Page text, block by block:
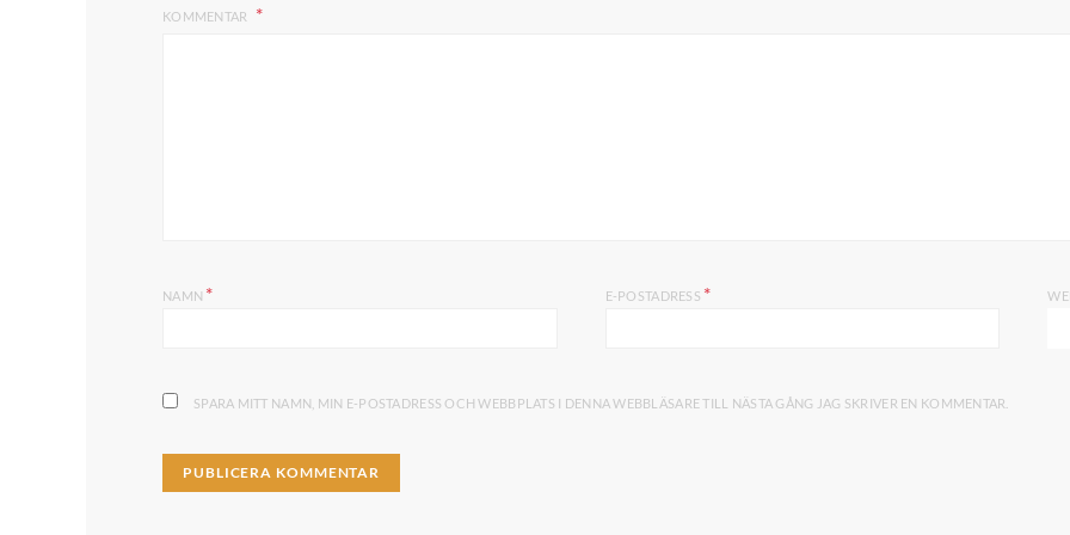
KOMMENTAR
NAMN * E-POSTADRESS *
SPARA MITT NAMN, MIN E-POSTADRESS OCH WEBBPLATS I DENNA WEBBLÄSARE TILL NÄSTA GÅNG JAG SKRIVER EN KOMMENTAR.